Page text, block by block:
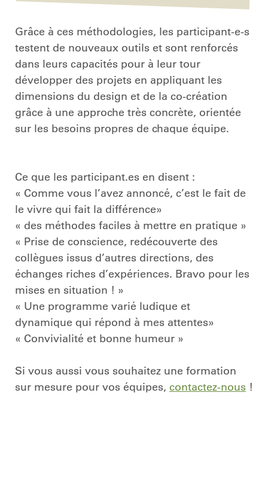
Grâce à ces méthodologies, les participant-e-s
testent de nouveaux outils et sont renforcés
dans leurs capacités pour à leur tour
développer des projets en appliquant les
dimensions du design et de la co-création
grâce à une approche très concrète, orientée
sur les besoins propres de chaque équipe.
Ce que les participant.es en disent :
« Comme vous l’avez annoncé, c’est le fait de
le vivre qui fait la différence»
« des méthodes faciles à mettre en pratique »
« Prise de conscience, redécouverte des
collègues issus d’autres directions, des
échanges riches d’expériences. Bravo pour les
mises en situation ! »
« Une programme varié ludique et
dynamique qui répond à mes attentes»
« Convivialité et bonne humeur »
Si vous aussi vous souhaitez une formation
sur mesure pour vos équipes, contactez-nous !